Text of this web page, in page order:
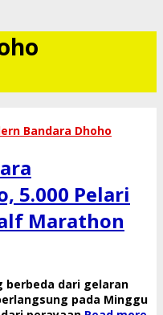
Bandara Dhoho
5.000 Pelari
Marathon
berbeda dari gelaran
pada Minggu